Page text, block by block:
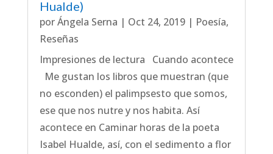
Hualde)
porÁngela Serna | Oct 24, 2019| Poesía,
Reseñas
Impresiones de lectura Cuando acontece
Me gustan los libros que muestran (que
no esconden) el palimpsesto que somos,
ese que nos nutre y nos habita. Así
acontece en Caminar horas de la poeta
Isabel Hualde, así, con el sedimento a flor